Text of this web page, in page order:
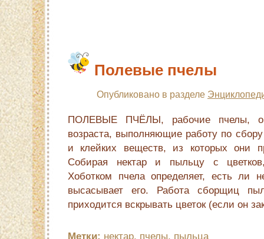
Полевые пчелы
Опубликовано в разделе
ПОЛЕВЫЕ ПЧЁЛЫ, рабочие пчелы,
возраста, выполняющие работу по
и клейких веществ, из которых они
Собирая нектар и пыльцу с
Хоботком пчела определяет, есть ли
высасывает его. Работа сборщиц
приходится вскрывать цветок (если он
Метки: нектар, пчелы, пыльца